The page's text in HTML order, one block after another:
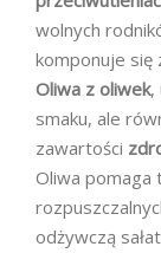
wolnych
komponuje się
Oliwa z oliwek,
smaku, ale
zawartości
Oliwa pomaga
odżywczą